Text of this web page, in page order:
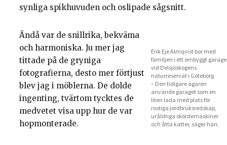
synliga spikhuvuden och oslipade sågsnitt.
Erik Eje Almqvist bor med
familjen i ett ombyggt garage
vid Delsjöskogens
naturreservat i Göteborg.
– Den tidigare ägaren
använde garaget som en
liten lada med plats för
rostiga jordbruksredskap,
uråldriga skördemaskiner
och åtta katter, säger han.
Ändå var de snillrika, bekväma
och harmoniska. Ju mer jag
tittade på de gryniga
fotografierna, desto mer förtjust
blev jag i möblerna. De dolde
ingenting, tvärtom tycktes de
medvetet visa upp hur de var
hopmonterade.